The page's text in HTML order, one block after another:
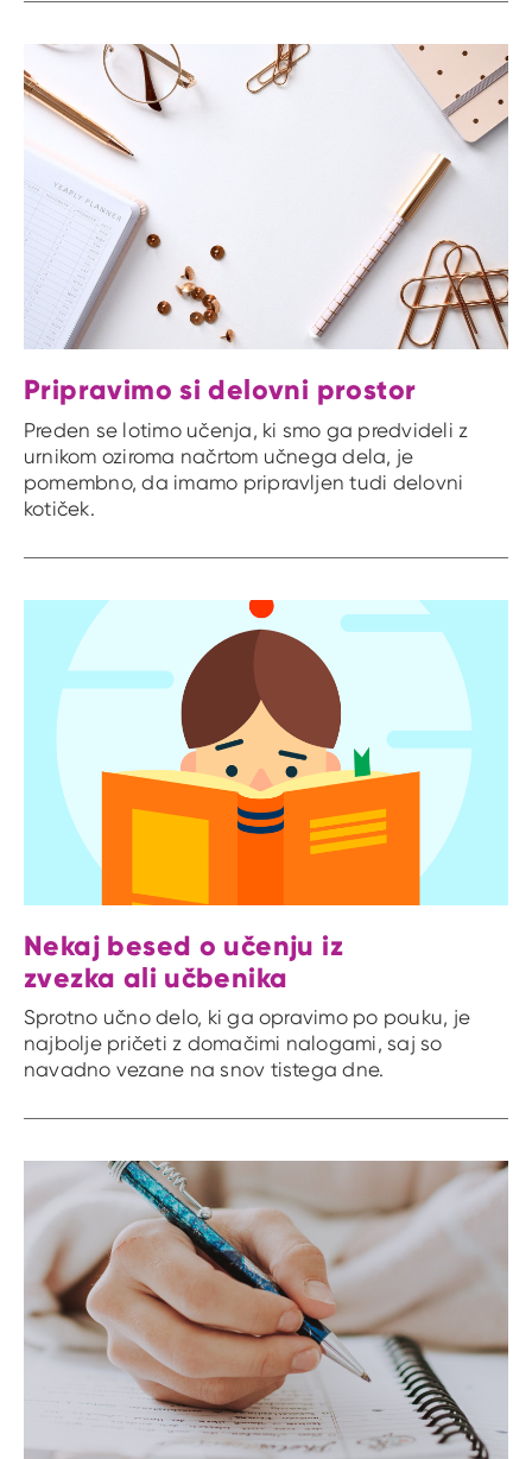
Pripravimo si delovni prostor
Preden se lotimo učenja, ki smo ga predvideli z
urnikom oziroma načrtom učnega dela, je
pomembno, da imamo pripravljen tudi delovni
kotiček.
Nekaj besed o učenju iz
zvezka ali učbenika
Sprotno učno delo, ki ga opravimo po pouku, je
najbolje pričeti z domačimi nalogami, saj so
navadno vezane na snov tistega dne.